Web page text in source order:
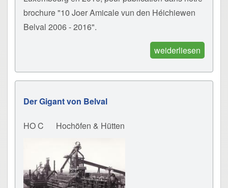
brochure "10 Joer Amicale vun den Héichiewen
Belval 2006 - 2016".
weiderliesen
Der Gigant von Belval
HO C Hochöfen & Hütten